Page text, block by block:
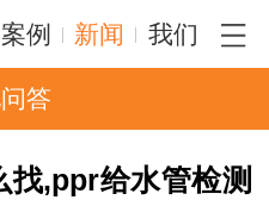
案例 新闻 我们
答
,ppr给水管检测